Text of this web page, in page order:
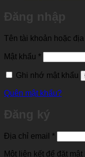
Đăng nhập
Tên tài khoản hoặc địa
Mật khẩu *Bắt
buộc
Ghi nhớ mật khẩu
Quên mật khẩu?
Đăng ký
Địa chỉ email *Bắt
buộc
Một liên kết để đặt